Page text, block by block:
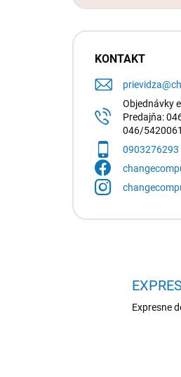
KONTAKT
prievidza@
Objednávky
Predajňa:
046/5420061
0903276293
Expresne